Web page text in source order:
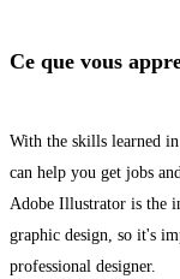
Ce que vous
With the skills learned
can help you get jobs
Adobe Illustrator is the
graphic design, so it's
professional designer.